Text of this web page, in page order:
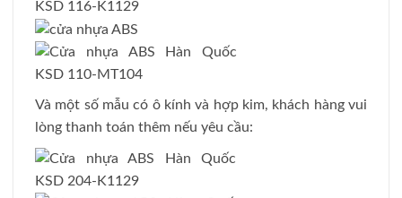
Và một số mẫu có ô kính và hợp kim, khách hàng vui
lòng thanh toán thêm nếu yêu cầu: